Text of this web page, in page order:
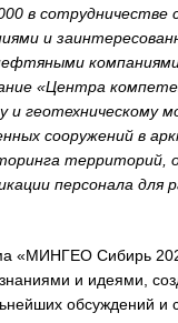
в сотрудничестве
и
«Центра
и геотехническому
сооружений в
территорий,
персонала для
«МИНГЕО Сибирь
и идеями,
обсуждений и